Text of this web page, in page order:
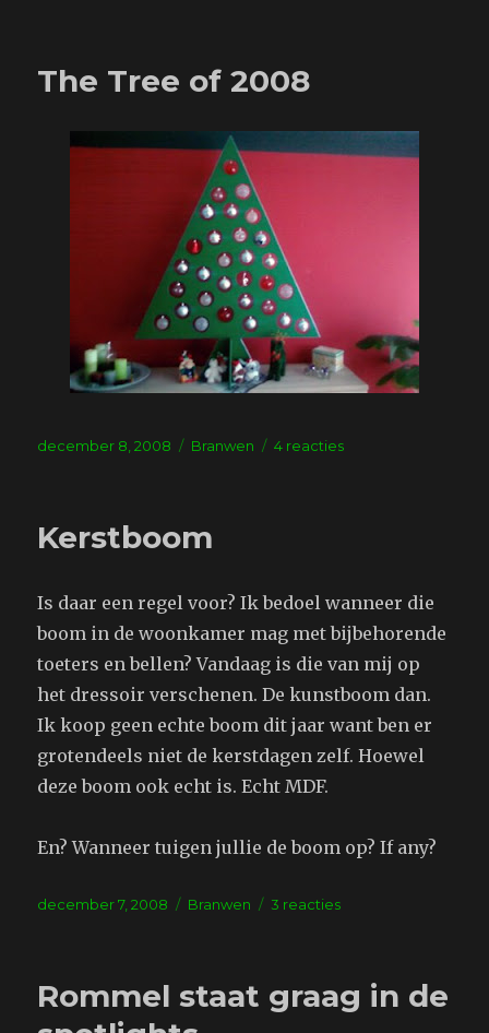
The Tree of 2008
Geplaatst
december 8, 2008 Tags
Branwen 4 reactiesop
Kerstboom
Is daar een regel voor? Ik bedoel wanneer die
boom in de woonkamer mag met bijbehorende
toeters en bellen? Vandaag is die van mij op
het dressoir verschenen. De kunstboom dan.
Ik koop geen echte boom dit jaar want ben er
grotendeels niet de kerstdagen zelf. Hoewel
deze boom ook echt is. Echt MDF.
En? Wanneer tuigen jullie de boom op? If any?
Geplaatst
december 7, 2008 Tags
Branwen 3 reactiesop
Rommel staat graag in de